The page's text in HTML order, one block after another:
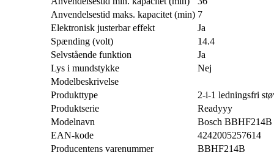
Anvendelsestid maks. kapacitet (min) 7
Elektronisk justerbar effekt
Ja
Spænding (volt)
14.4
Selvstående funktion
Ja
Lys i mundstykke
Nej
Modelbeskrivelse
Produkttype
2-i-1 ledningsfri
Produktserie
Readyyy
Modelnavn
Bosch BBHF214B
EAN-kode
4242005257614
Producentens varenummer
BBHF214B